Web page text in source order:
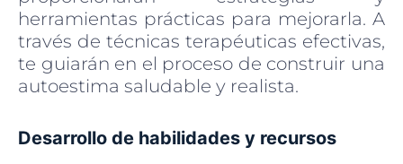
herramientas prácticas para mejorarla. A
través de técnicas terapéuticas efectivas,
te guiarán en el proceso de construir una
autoestima saludable y realista.
Desarrollo de habilidades y recursos